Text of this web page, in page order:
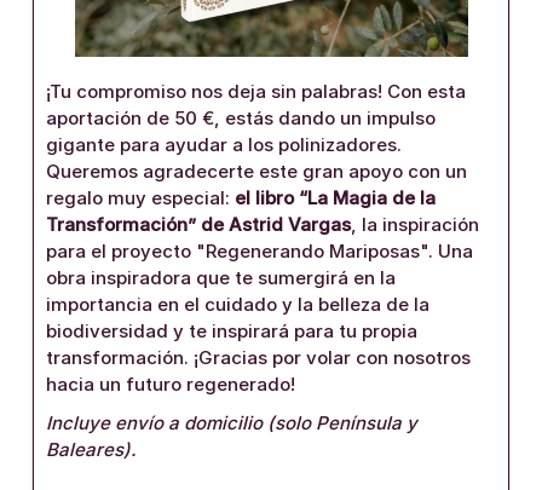
¡Tu compromiso nos deja sin palabras! Con esta
aportación de 50 €, estás dando un impulso
gigante para ayudar a los polinizadores.
Queremos agradecerte este gran apoyo con un
regalo muy especial: el libro “La Magia de la
Transformación” de Astrid Vargas, la inspiración
para el proyecto "Regenerando Mariposas". Una
obra inspiradora que te sumergirá en la
importancia en el cuidado y la belleza de la
biodiversidad y te inspirará para tu propia
transformación. ¡Gracias por volar con nosotros
hacia un futuro regenerado!
Incluye envío a domicilio (solo Península y
Baleares).